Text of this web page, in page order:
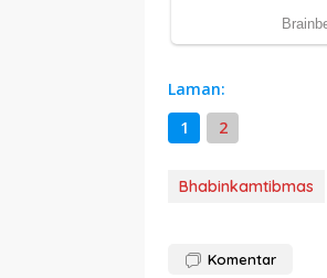
Laman:
1
2
Bhabinkamtibmas
Komentar